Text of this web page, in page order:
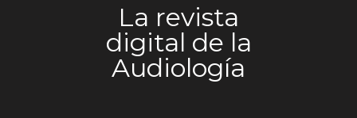
La revista
digital de la
Audiología